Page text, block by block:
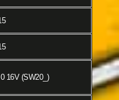
16V (SW20_)